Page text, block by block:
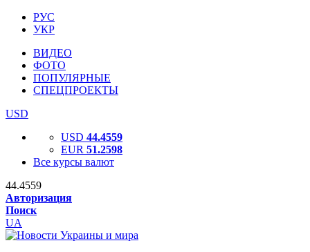
РУС
УКР
ВИДЕО
ФОТО
ПОПУЛЯРНЫЕ
СПЕЦПРОЕКТЫ
USD
USD 44.4559
EUR 51.2598
Все курсы валют
44.4559
Авторизация
Поиск
UA